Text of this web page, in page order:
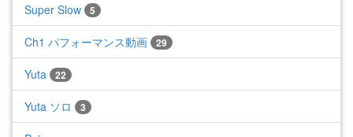
Super Slow 5
Ch1 パフォーマンス動画 29
Yuta 22
Yuta ソロ 3